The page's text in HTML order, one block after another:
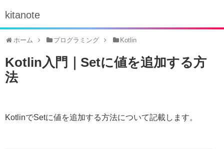
kitanote
ホーム プログラミング Kotlin
Kotlin入門｜Setに値を追加する方
法
KotlinでSetに値を追加する方法について記載します。